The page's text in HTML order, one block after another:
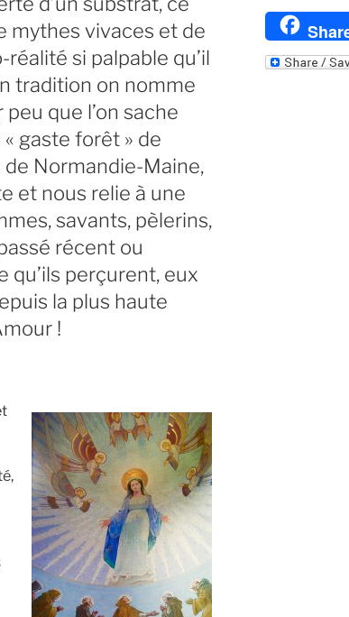
mythes vivaces et de
si palpable qu’il
tradition on nomme
que l’on sache
gaste forêt » de
de Normandie-Maine,
et nous relie à une
savants, pèlerins,
récent ou
qu’ils perçurent, eux
la plus haute
!